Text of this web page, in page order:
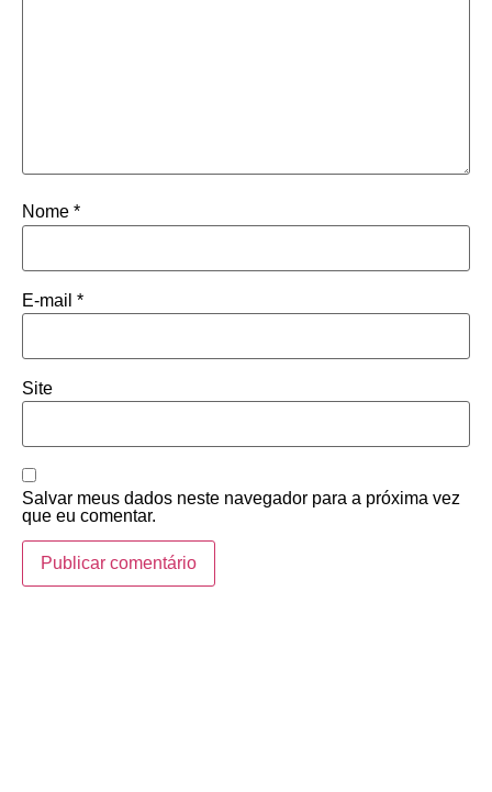
Nome *
E-mail *
Site
Salvar meus dados neste navegador para a próxima vez
que eu comentar.